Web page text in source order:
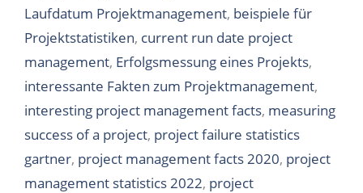
Laufdatum Projektmanagement, beispiele für
Projektstatistiken, current run date project
management, Erfolgsmessung eines Projekts,
interessante Fakten zum Projektmanagement,
interesting project management facts, measuring
success of a project, project failure statistics
gartner, project management facts 2020, project
management statistics 2022, project